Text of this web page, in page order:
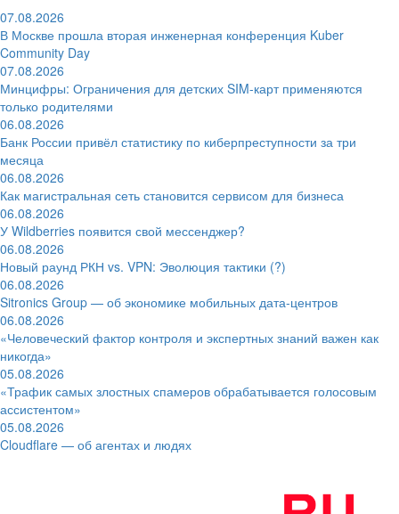
07.08.2026
В Москве прошла вторая инженерная конференция Kuber
Community Day
07.08.2026
Минцифры: Ограничения для детских SIM-карт применяются
только родителями
06.08.2026
Банк России привёл статистику по киберпреступности за три
месяца
06.08.2026
Как магистральная сеть становится сервисом для бизнеса
06.08.2026
У Wildberries появится свой мессенджер?
06.08.2026
Новый раунд РКН vs. VPN: Эволюция тактики (?)
06.08.2026
Sitronics Group — об экономике мобильных дата-центров
06.08.2026
«Человеческий фактор контроля и экспертных знаний важен как
никогда»
05.08.2026
«Трафик самых злостных спамеров обрабатывается голосовым
ассистентом»
05.08.2026
Cloudflare — об агентах и людях